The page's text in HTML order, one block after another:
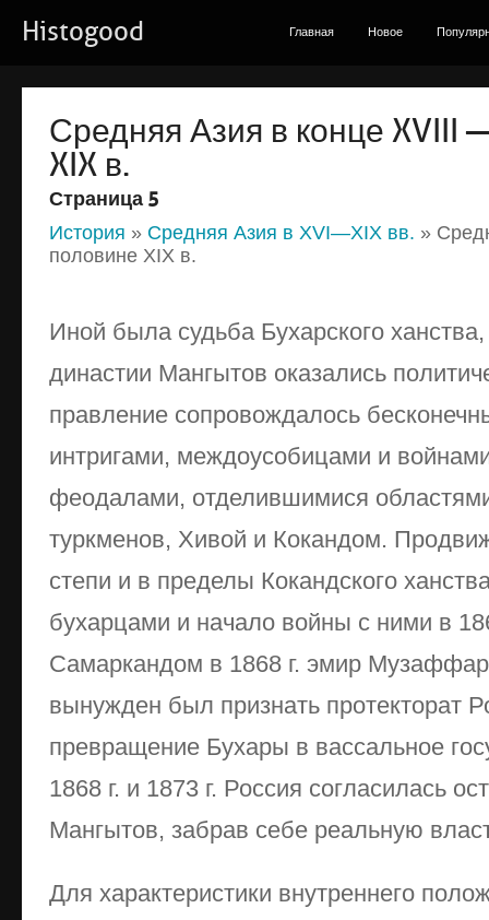
Histogood Главная Новое
Средняя Азия в конце XVIII
XIX в.
Страница 5
История » Средняя Азия в XVI—XIX вв. »
половине XIX в.
Иной была судьба Бухарского
династии Мангытов оказались
правление сопровождалось
интригами, междоусобицами и
феодалами, отделившимися
туркменов, Хивой и Кокандом.
степи и в пределы Кокандского
бухарцами и начало войны с ними в
Самаркандом в 1868 г. эмир
вынужден был признать протекторат
превращение Бухары в вассальное
1868 г. и 1873 г. Россия согласилась
Мангытов, забрав себе реальную
Для характеристики внутреннего